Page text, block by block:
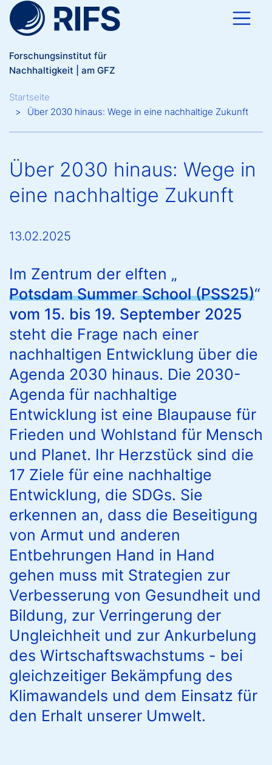
Direkt zum Inhalt
Forschungsinstitut für
Nachhaltigkeit | am GFZ
Breadcrumb
Startseite
Über 2030 hinaus: Wege in eine nachhaltige Zukunft
Über 2030 hinaus: Wege in
eine nachhaltige Zukunft
13.02.2025
Im Zentrum der elften „
Potsdam Summer School (PSS25)“
vom 15. bis 19. September 2025
steht die Frage nach einer
nachhaltigen Entwicklung über die
Agenda 2030 hinaus. Die 2030-
Agenda für nachhaltige
Entwicklung ist eine Blaupause für
Frieden und Wohlstand für Mensch
und Planet. Ihr Herzstück sind die
17 Ziele für eine nachhaltige
Entwicklung, die SDGs. Sie
erkennen an, dass die Beseitigung
von Armut und anderen
Entbehrungen Hand in Hand
gehen muss mit Strategien zur
Verbesserung von Gesundheit und
Bildung, zur Verringerung der
Ungleichheit und zur Ankurbelung
des Wirtschaftswachstums - bei
gleichzeitiger Bekämpfung des
Klimawandels und dem Einsatz für
den Erhalt unserer Umwelt.